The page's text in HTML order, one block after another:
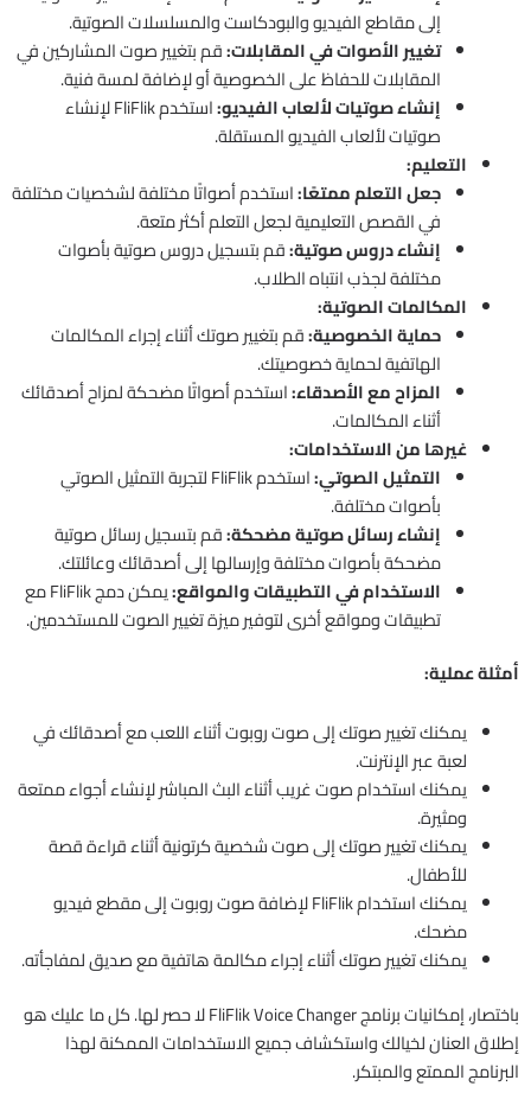
إلى مقاطع الفيديو والبودكاست والمسلسلات الصوتية.
تغيير الأصوات في المقابلات:قم بتغيير صوت المشاركين في
المقابلات للحفاظ على الخصوصية أو لإضافة لمسة فنية.
إنشاء صوتيات لألعاب الفيديو:
استخدم FliFlik لإنشاء
صوتيات لألعاب الفيديو المستقلة.
التعليم:
جعل التعلم ممتعًا:استخدم أصواتًا مختلفة لشخصيات مختلفة
في القصص التعليمية لجعل التعلم أكثر متعة.
إنشاء دروس صوتية:قم بتسجيل دروس صوتية بأصوات
مختلفة لجذب انتباه الطلاب.
المكالمات الصوتية:
حماية الخصوصية:قم بتغيير صوتك أثناء إجراء المكالمات
الهاتفية لحماية خصوصيتك.
المزاح مع الأصدقاء:استخدم أصواتًا مضحكة لمزاح أصدقائك
أثناء المكالمات.
غيرها من الاستخدامات:
التمثيل الصوتي:
استخدم FliFlik لتجربة التمثيل الصوتي
بأصوات مختلفة.
إنشاء رسائل صوتية مضحكة:قم بتسجيل رسائل صوتية
مضحكة بأصوات مختلفة وإرسالها إلى أصدقائك وعائلتك.
الاستخدام في التطبيقات والمواقع:
يمكن دمج FliFlik مع
تطبيقات ومواقع أخرى لتوفير ميزة تغيير الصوت للمستخدمين.
أمثلة عملية:
يمكنك تغيير صوتك إلى صوت روبوت أثناء اللعب مع أصدقائك في
لعبة عبر الإنترنت.
يمكنك استخدام صوت غريب أثناء البث المباشر لإنشاء أجواء ممتعة
ومثيرة.
يمكنك تغيير صوتك إلى صوت شخصية كرتونية أثناء قراءة قصة
للأطفال.
يمكنك استخدام FliFlik لإضافة صوت روبوت إلى مقطع فيديو
مضحك.
يمكنك تغيير صوتك أثناء إجراء مكالمة هاتفية مع صديق لمفاجأته.
باختصار، إمكانيات برنامج FliFlik Voice Changer لا حصر لها. كل ما عليك هو
إطلاق العنان لخيالك واستكشاف جميع الاستخدامات الممكنة لهذا
البرنامج الممتع والمبتكر.